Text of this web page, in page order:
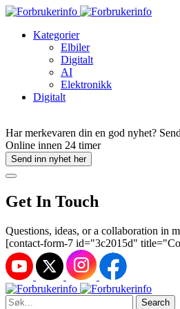
Kategorier
Elbiler
Digitalt
AI
Elektronikk
Digitalt
Har merkevaren din en god nyhet?
Online innen 24 timer
Send inn nyhet her
Get In Touch
Questions, ideas, or a collaboration in
[contact-form-7 id="3c2015d"
Search